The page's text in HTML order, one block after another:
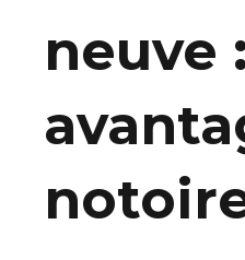
neuve